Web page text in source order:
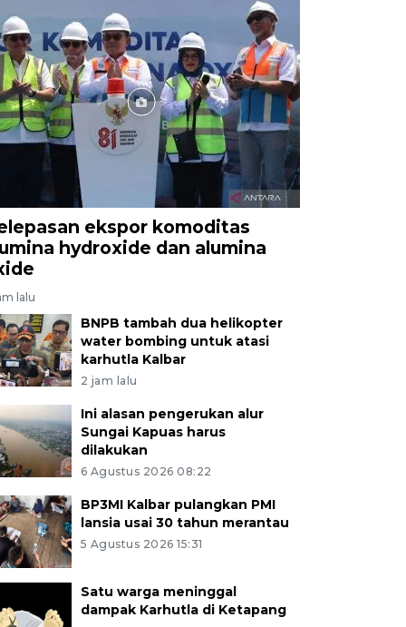
ekspor komoditas
hydroxide dan alumina
lalu
BNPB tambah dua helikopter
water bombing untuk atasi
karhutla Kalbar
2 jam lalu
Ini alasan pengerukan alur
Sungai Kapuas harus
dilakukan
6 Agustus 2026 08:22
BP3MI Kalbar pulangkan PMI
lansia usai 30 tahun merantau
5 Agustus 2026 15:31
Satu warga meninggal
dampak Karhutla di Ketapang